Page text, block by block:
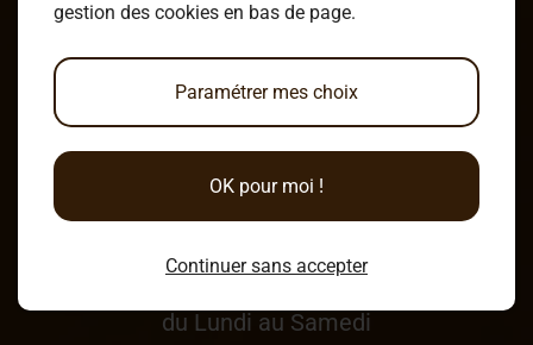
Venir au Clos du Marais !
6 Chemin du Marais
49120 Chemillé-en-Anjou
9h-12h / 14h-18h
du Lundi au Samedi
gestion des cookies en bas de page.
Paramétrer mes choix
OK pour moi !
Continuer sans accepter